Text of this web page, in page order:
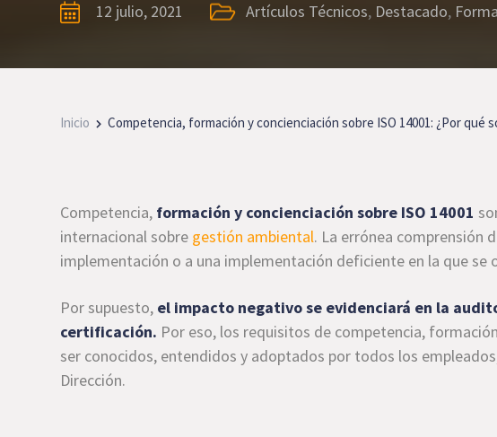
12 julio, 2021 Artículos Técnicos, Destacado,
Inicio Competencia, formación y concienciación sobre ISO 14001: ¿Por qué
Competencia, formación y concienciación sobre ISO 14001
internacional sobre gestión ambiental. La errónea comprensión
implementación o a una implementación deficiente en la que se
Por supuesto, el impacto negativo se evidenciará en la
certificación. Por eso, los requisitos de competencia,
ser conocidos, entendidos y adoptados por todos los
Dirección.